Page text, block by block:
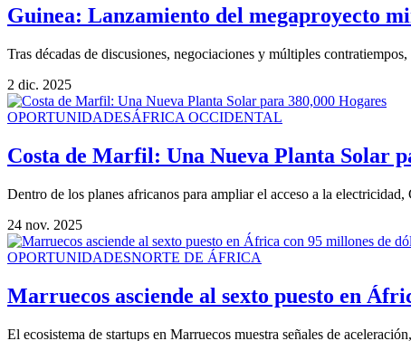
Guinea: Lanzamiento del megaproyecto
Tras décadas de discusiones, negociaciones y múltiples
2 dic. 2025
OPORTUNIDADESÁFRICA OCCIDENTAL
Costa de Marfil: Una Nueva Planta Solar
Dentro de los planes africanos para ampliar el acceso a la
24 nov. 2025
OPORTUNIDADESNORTE DE ÁFRICA
Marruecos asciende al sexto puesto en
El ecosistema de startups en Marruecos muestra señales de